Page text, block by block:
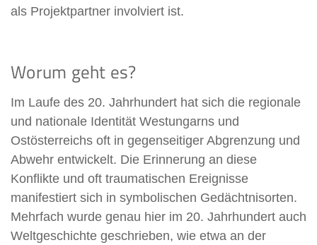
als Projektpartner involviert ist.
Worum geht es?
Im Laufe des 20. Jahrhundert hat sich die regionale
und nationale Identität Westungarns und
Ostösterreichs oft in gegenseitiger Abgrenzung und
Abwehr entwickelt. Die Erinnerung an diese
Konflikte und oft traumatischen Ereignisse
manifestiert sich in symbolischen Gedächtnisorten.
Mehrfach wurde genau hier im 20. Jahrhundert auch
Weltgeschichte geschrieben, wie etwa an der